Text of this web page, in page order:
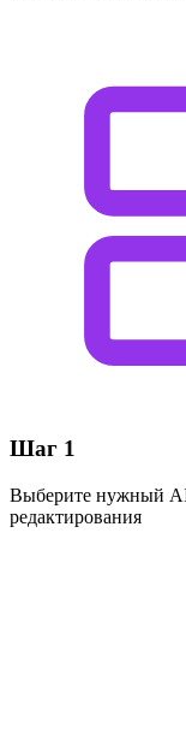
Шаг 1
Выберите нужный
редактирования